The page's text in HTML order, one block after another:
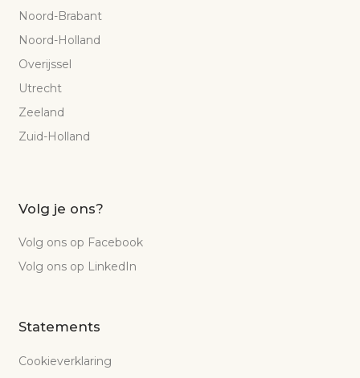
Noord-Brabant
Noord-Holland
Overijssel
Utrecht
Zeeland
Zuid-Holland
Volg je ons?
Volg ons op Facebook
Volg ons op LinkedIn
Statements
Cookieverklaring